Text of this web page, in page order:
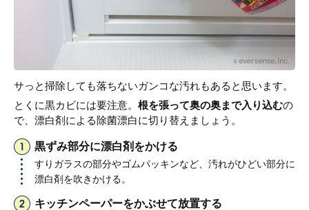
サっと掃除しても落ちないガンコな汚れもあると思います。
とくに黒カビには要注意。 根を張って奥の奥まで入り込むの
で、漂白剤による除菌漂白に切り替えましょう。
黒ずみ部分に漂白剤をかける
すりガラスの部分やゴムパッキンなど、汚れがひどい部分に
漂白剤を吹きかける。
キッチンペーパーをかぶせて放置する